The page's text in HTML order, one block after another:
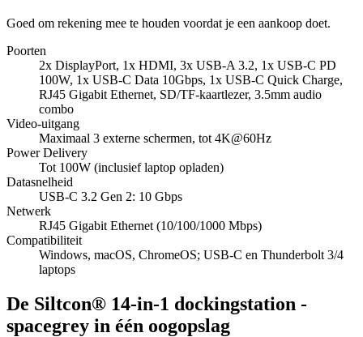
Goed om rekening mee te houden voordat je een aankoop doet.
Poorten
2x DisplayPort, 1x HDMI, 3x USB-A 3.2, 1x USB-C PD
100W, 1x USB-C Data 10Gbps, 1x USB-C Quick Charge,
RJ45 Gigabit Ethernet, SD/TF-kaartlezer, 3.5mm audio
combo
Video-uitgang
Maximaal 3 externe schermen, tot 4K@60Hz
Power Delivery
Tot 100W (inclusief laptop opladen)
Datasnelheid
USB-C 3.2 Gen 2: 10 Gbps
Netwerk
RJ45 Gigabit Ethernet (10/100/1000 Mbps)
Compatibiliteit
Windows, macOS, ChromeOS; USB-C en Thunderbolt 3/4
laptops
De Siltcon® 14-in-1 dockingstation -
spacegrey in één oogopslag